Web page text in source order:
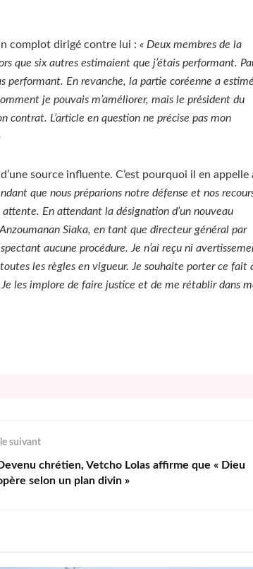
complot dirigé contre lui : « Deux membres de la
que six autres estimaient que j’étais performant.
performant. En revanche, la partie coréenne a estimé
je pouvais m’améliorer, mais le président du
contrat. L’article en question ne précise pas mon
source influente. C’est pourquoi il en appelle
que nous préparions notre défense et nos
En attendant la désignation d’un nouveau
Siaka, en tant que directeur général par
aucune procédure. Je n’ai reçu ni
les règles en vigueur. Je souhaite porter ce fait
les implore de faire justice et de me rétablir dans
suivant
chrétien, Vetcho Lolas affirme que « Dieu
selon un plan divin »